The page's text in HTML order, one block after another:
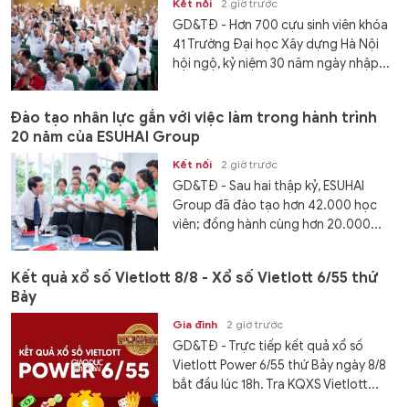
Kết nối 2 giờ trước
GD&TĐ - Hơn 700 cựu sinh viên khóa
41 Trường Đại học Xây dựng Hà Nội
hội ngộ, kỷ niệm 30 năm ngày nhập...
Đào tạo nhân lực gắn với việc làm trong hành trình
20 năm của ESUHAI Group
Kết nối 2 giờ trước
GD&TĐ - Sau hai thập kỷ, ESUHAI
Group đã đào tạo hơn 42.000 học
viên; đồng hành cùng hơn 20.000...
Kết quả xổ số Vietlott 8/8 - Xổ số Vietlott 6/55 thứ
Bảy
Gia đình 2 giờ trước
GD&TĐ - Trực tiếp kết quả xổ số
Vietlott Power 6/55 thứ Bảy ngày 8/8
bắt đầu lúc 18h. Tra KQXS Vietlott...